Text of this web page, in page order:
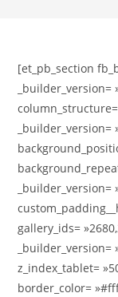
[et_pb_section
_builder_version=
column_structure=
gallery_ids=
_builder_version=
z_index_tablet=
border_color=